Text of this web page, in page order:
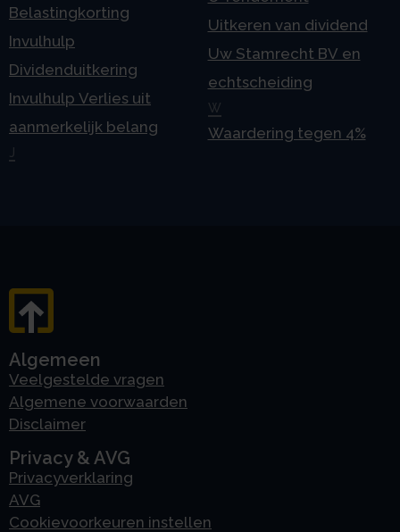
Belastingkorting
Invulhulp
Dividenduitkering
Invulhulp Verlies uit
aanmerkelijk belang
J
Uitkeren van dividend
Uw Stamrecht BV en
echtscheiding
W
Waardering tegen 4%
Algemeen
Veelgestelde vragen
Algemene voorwaarden
Disclaimer
Privacy & AVG
Privacyverklaring
AVG
Cookievoorkeuren instellen